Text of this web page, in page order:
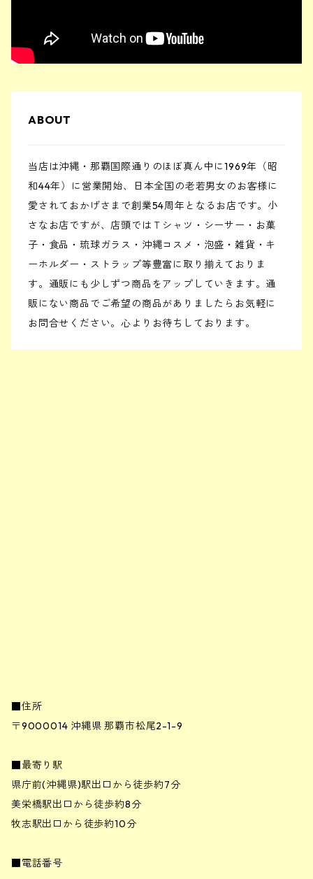
ABOUT
当店は沖縄・那覇国際通りのほぼ真ん中に1969年（昭
和44年）に営業開始、日本全国の老若男女のお客様に
愛されておかげさまで創業54周年となるお店です。小
さなお店ですが、店頭ではＴシャツ・シーサー・お菓
子・食品・琉球ガラス・沖縄コスメ・泡盛・雑貨・キ
ーホルダー・ストラップ等豊富に取り揃えておりま
す。通販にも少しずつ商品をアップしていきます。通
販にない商品でご希望の商品がありましたらお気軽に
お問合せください。心よりお待ちしております。
■住所
〒9000014 沖縄県 那覇市松尾2-1-9
■最寄り駅
県庁前(沖縄県)駅出口から徒歩約7分
美栄橋駅出口から徒歩約8分
牧志駅出口から徒歩約10分
■電話番号